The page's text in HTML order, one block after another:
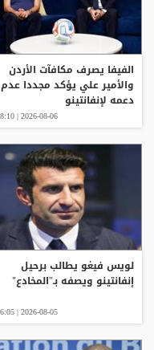
الفيفا يصرف مكافآت الأردن
والأمير علي يؤكد مجددا عدم
دعمه لإنفانتينو
2026-08-06 | 08:10 م
لويس فيغو يطالب برحيل
إنفانتينو ويصفه بـ"المخادع"
2026-08-05 | 06:05 م